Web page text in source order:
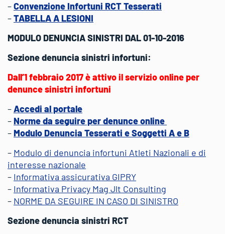
–Convenzione Infortuni RCT Tesserati
–TABELLA A LESIONI
MODULO DENUNCIA SINISTRI DAL 01-10-2016
Sezione denuncia sinistri infortuni:
Dall’1 febbraio 2017 è attivo il servizio online per
denunce sinistri infortuni
–Accedi al portale
–Norme da seguire per denunce online
–Modulo Denuncia Tesserati e Soggetti A e B
– Modulo di denuncia infortuni Atleti Nazionali e di
interesse nazionale
– Informativa assicurativa GIPRY
– Informativa Privacy Mag Jlt Consulting
– NORME DA SEGUIRE IN CASO DI SINISTRO
Sezione denuncia sinistri RCT